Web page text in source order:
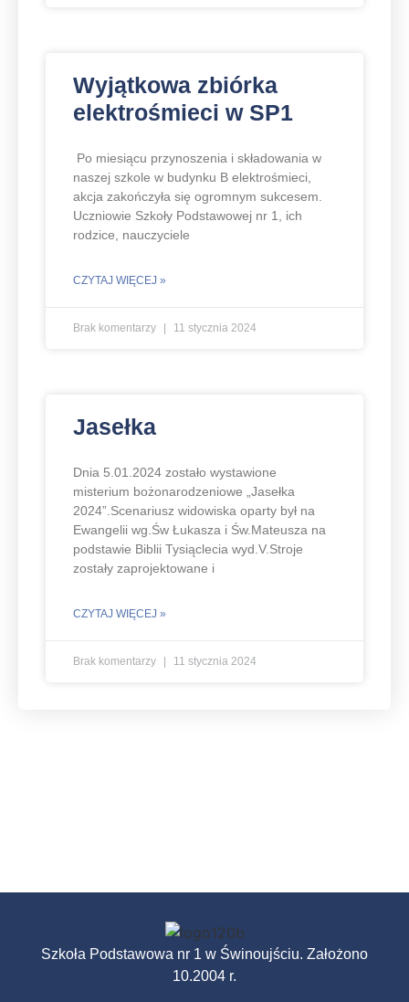
Wyjątkowa zbiórka
elektrośmieci w SP1
Po miesiącu przynoszenia i składowania w
naszej szkole w budynku B elektrośmieci,
akcja zakończyła się ogromnym sukcesem.
Uczniowie Szkoły Podstawowej nr 1, ich
rodzice, nauczyciele
CZYTAJ WIĘCEJ »
Brak komentarzy 11 stycznia 2024
Jasełka
Dnia 5.01.2024 zostało wystawione
misterium bożonarodzeniowe „Jasełka
2024”.Scenariusz widowiska oparty był na
Ewangelii wg.Św Łukasza i Św.Mateusza na
podstawie Biblii Tysiąclecia wyd.V.Stroje
zostały zaprojektowane i
CZYTAJ WIĘCEJ »
Brak komentarzy 11 stycznia 2024
Szkoła Podstawowa nr 1 w Świnoujściu. Założono
10.2004 r.